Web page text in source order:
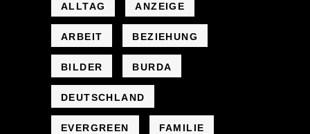
ALLTAG ANZEIGE
ARBEIT BEZIEHUNG
BILDER BURDA
DEUTSCHLAND
EVERGREEN FAMILIE